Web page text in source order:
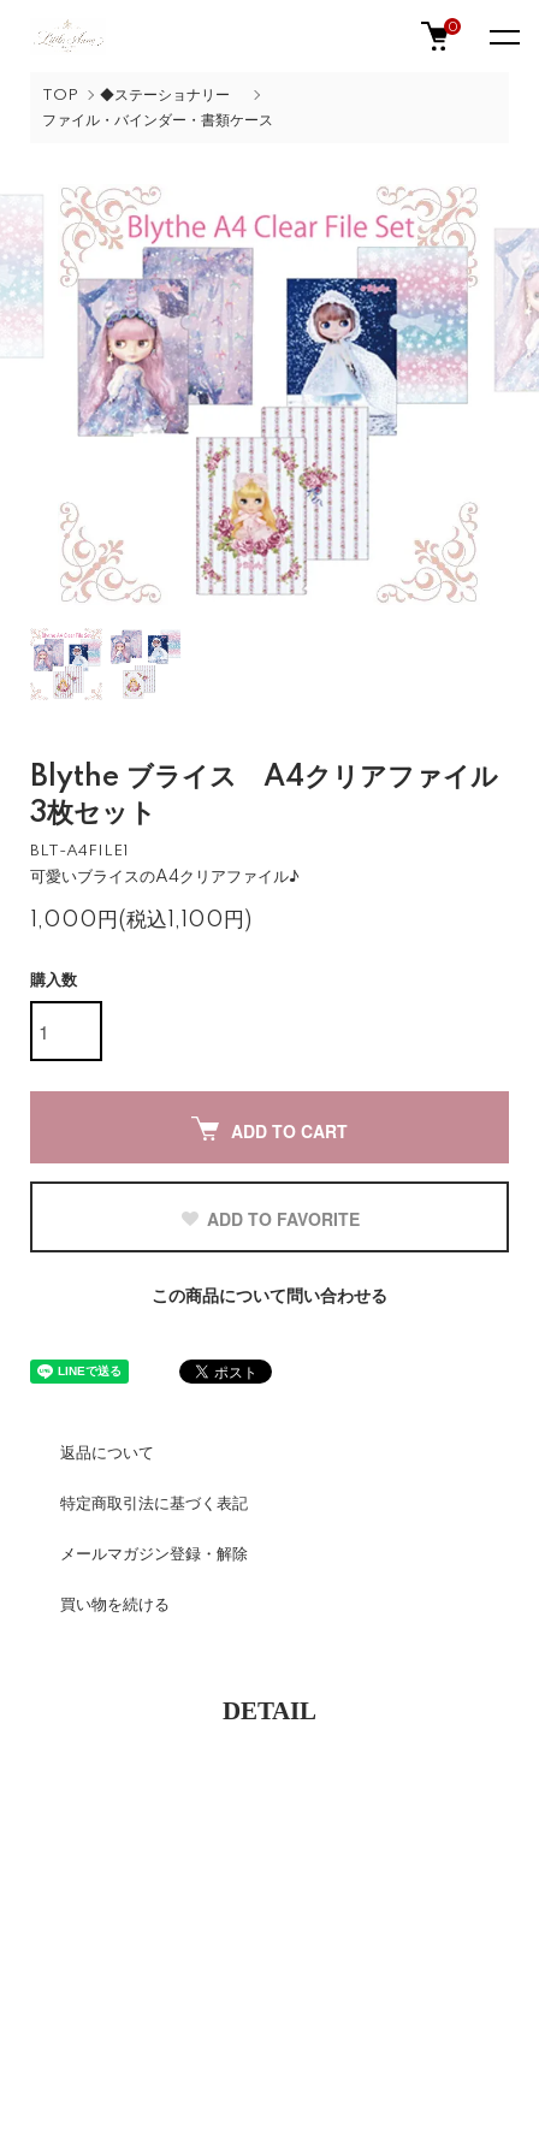
0
TOP
◆ステーショナリー
ファイル・バインダー・書類ケース
Blythe ブライス A4クリアファイル
3枚セット
BLT-A4FILE1
可愛いブライスのA4クリアファイル♪
1,000円(税込1,100円)
購入数
ADD TO CART
ADD TO FAVORITE
この商品について問い合わせる
返品について
特定商取引法に基づく表記
メールマガジン登録・解除
買い物を続ける
DETAIL